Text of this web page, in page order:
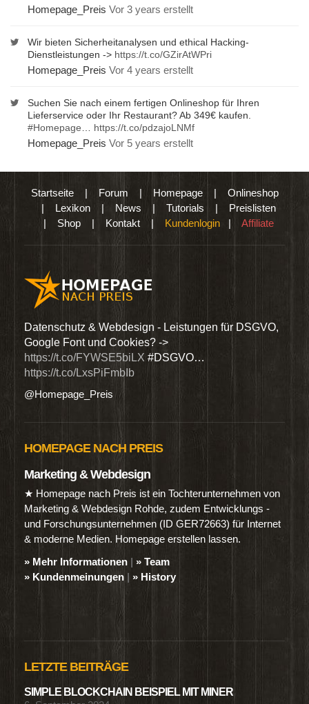
Homepage_Preis Vor 3 years erstellt
Wir bieten Sicherheitanalysen und ethical Hacking-
Dienstleistungen -> https://t.co/GZirAtWPri
Homepage_Preis Vor 4 years erstellt
Suchen Sie nach einem fertigen Onlineshop für Ihren
Lieferservice oder Ihr Restaurant? Ab 349€ kaufen.
#Homepage
https://t.co/pdzajoLNMf
Homepage_Preis Vor 5 years erstellt
Startseite| Forum | Homepage| Onlineshop
| Lexikon | News | Tutorials | Preislisten
| Shop | Kontakt | Kundenlogin | Affiliate
Datenschutz & Webdesign - Leistungen für DSGVO,
Google Font und Cookies? ->
https://t.co/FYWSE5biLX #DSGVO…
https://t.co/LxsPiFmbIb
@Homepage_Preis
HOMEPAGE NACH PREIS
Marketing & Webdesign
★ Homepage nach Preis ist ein Tochterunternehmen von
Marketing & Webdesign Rohde, zudem Entwicklungs -
und Forschungsunternehmen (ID GER72663) für Internet
& moderne Medien. Homepage erstellen lassen.
» Mehr Informationen | » Team
» Kundenmeinungen | » History
LETZTE BEITRÄGE
SIMPLE BLOCKCHAIN BEISPIEL MIT MINER